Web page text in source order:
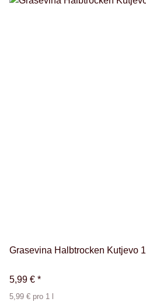
Grasevina Halbtrocken Kutjevo 1l
5,99 € *
5,99 € pro 1 l